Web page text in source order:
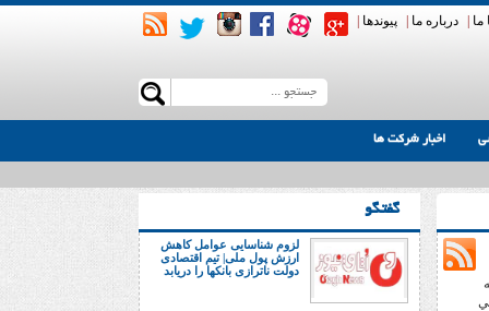
ما درباره ما پیوندها
اخبار شرکت ها
گفتگو
لزوم شناسایی عوامل کاهش
ارزش پول ملی| تیم اقتصادی
دولت ناترازی بانکها را دریابد